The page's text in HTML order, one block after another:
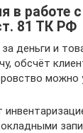
в работе
81 ТК РФ
деньги и
обсчёт
можно